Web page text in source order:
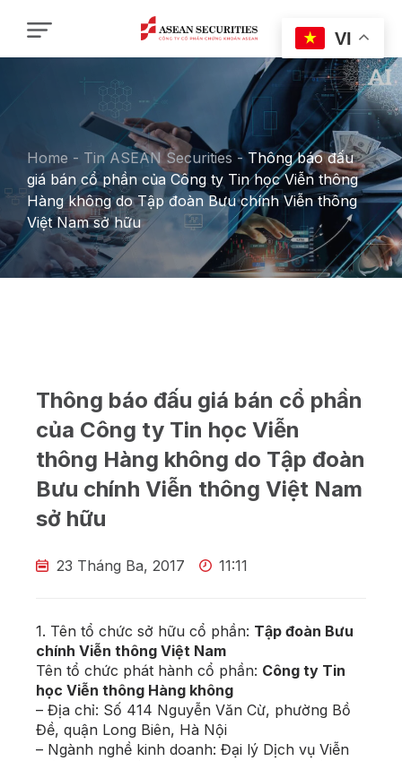
Home - Tin ASEAN Securities -Thông báo đấu
giá bán cổ phần của Công ty Tin học Viễn thông
Hàng không do Tập đoàn Bưu chính Viễn thông
Việt Nam sở hữu
Thông báo đấu giá bán cổ phần
của Công ty Tin học Viễn
thông Hàng không do Tập đoàn
Bưu chính Viễn thông Việt Nam
sở hữu
23 Tháng Ba, 2017 11:11
1. Tên tổ chức sở hữu cổ phần: Tập đoàn Bưu
chính Viễn thông Việt Nam
Tên tổ chức phát hành cổ phần: Công ty Tin
học Viễn thông Hàng không
– Địa chỉ: Số 414 Nguyễn Văn Cừ, phường Bồ
Đề, quận Long Biên, Hà Nội
– Ngành nghề kinh doanh: Đại lý Dịch vụ Viễn
VI